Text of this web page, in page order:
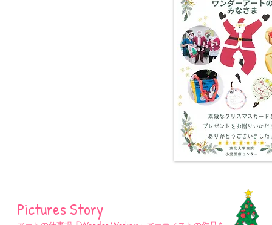
​Pictures Story